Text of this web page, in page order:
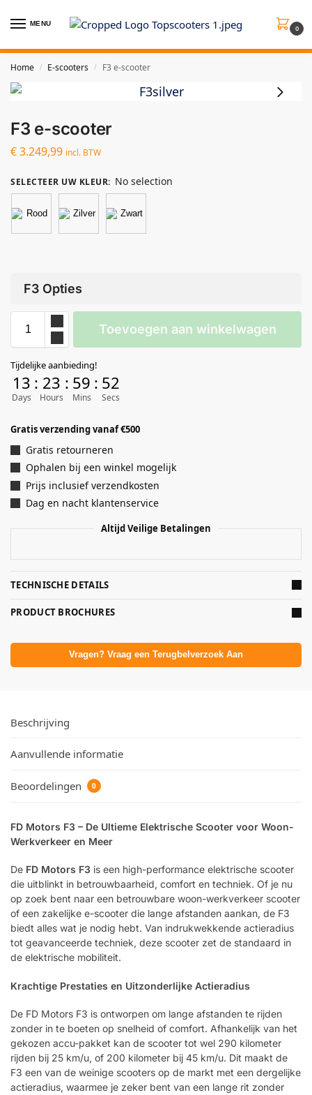
MENU
0
Home / E-scooters / F3 e-scooter
F3 e-scooter
€3.249,99 incl. BTW
SELECTEER UW KLEUR: No selection
F3 Opties
Toevoegen aan winkelwagen
Tijdelijke aanbieding!
13
Days
: 23
Hours
: 59
Mins
: 52
Secs
Gratis verzending vanaf €500
Gratis retourneren
Ophalen bij een winkel mogelijk
Prijs inclusief verzendkosten
Dag en nacht klantenservice
Altijd Veilige Betalingen
TECHNISCHE DETAILS
PRODUCT BROCHURES
Vragen? Vraag een Terugbelverzoek Aan
Beschrijving
Aanvullende informatie
Beoordelingen 0
FD Motors F3 – De Ultieme Elektrische Scooter voor Woon-
Werkverkeer en Meer
De FD Motors F3 is een high-performance elektrische scooter
die uitblinkt in betrouwbaarheid, comfort en techniek. Of je nu
op zoek bent naar een betrouwbare woon-werkverkeer scooter
of een zakelijke e-scooter die lange afstanden aankan, de F3
biedt alles wat je nodig hebt. Van indrukwekkende actieradius
tot geavanceerde techniek, deze scooter zet de standaard in
de elektrische mobiliteit.
Krachtige Prestaties en Uitzonderlijke Actieradius
De FD Motors F3 is ontworpen om lange afstanden te rijden
zonder in te boeten op snelheid of comfort. Afhankelijk van het
gekozen accu-pakket kan de scooter tot wel 290 kilometer
rijden bij 25 km/u, of 200 kilometer bij 45 km/u. Dit maakt de
F3 een van de weinige scooters op de markt met een dergelijke
actieradius, waarmee je zeker bent van een lange rit zonder